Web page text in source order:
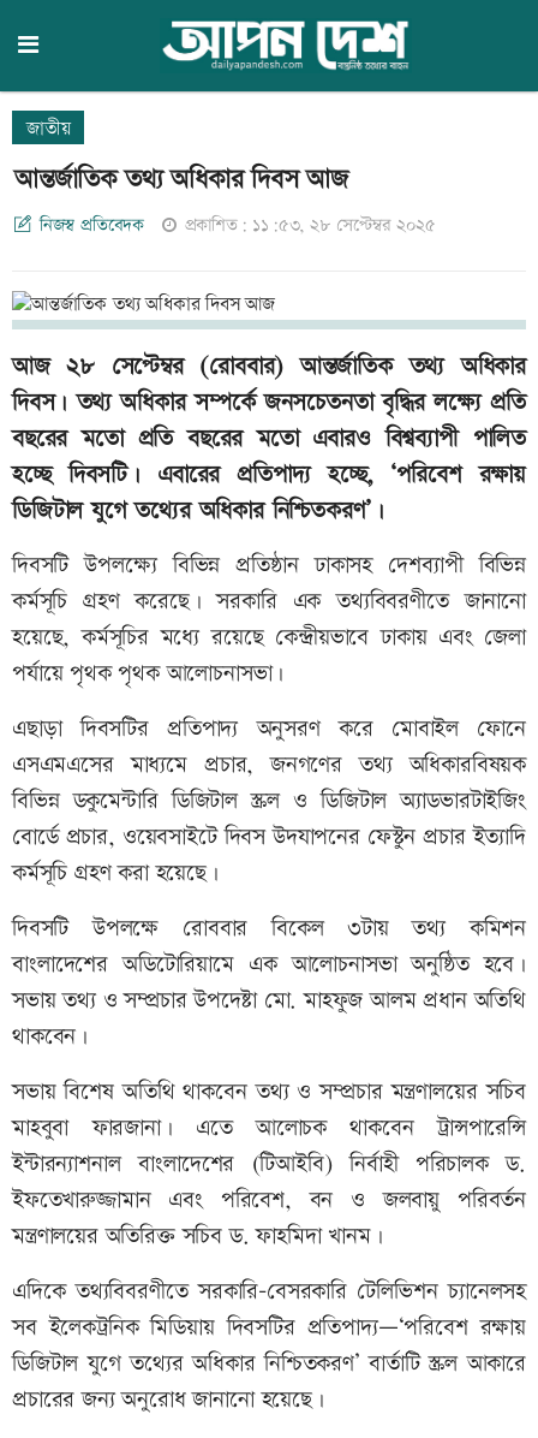
জাতীয়
আন্তর্জাতিক তথ্য অধিকার দিবস আজ
নিজস্ব প্রতিবেদক প্রকাশিত: ১১:৫৩, ২৮ সেপ্টেম্বর ২০২৫
আজ ২৮ সেপ্টেম্বর (রোববার) আন্তর্জাতিক তথ্য অধিকার
দিবস। তথ্য অধিকার সম্পর্কে জনসচেতনতা বৃদ্ধির লক্ষ্যে প্রতি
বছরের মতো প্রতি বছরের মতো এবারও বিশ্বব্যাপী পালিত
হচ্ছে দিবসটি। এবারের প্রতিপাদ্য হচ্ছে, ‘পরিবেশ রক্ষায়
ডিজিটাল যুগে তথ্যের অধিকার নিশ্চিতকরণ’।
দিবসটি উপলক্ষ্যে বিভিন্ন প্রতিষ্ঠান ঢাকাসহ দেশব্যাপী বিভিন্ন
কর্মসূচি গ্রহণ করেছে। সরকারি এক তথ্যবিবরণীতে জানানো
হয়েছে, কর্মসূচির মধ্যে রয়েছে কেন্দ্রীয়ভাবে ঢাকায় এবং জেলা
পর্যায়ে পৃথক পৃথক আলোচনাসভা।
এছাড়া দিবসটির প্রতিপাদ্য অনুসরণ করে মোবাইল ফোনে
এসএমএসের মাধ্যমে প্রচার, জনগণের তথ্য অধিকারবিষয়ক
বিভিন্ন ডকুমেন্টারি ডিজিটাল স্ক্রল ও ডিজিটাল অ্যাডভারটাইজিং
বোর্ডে প্রচার, ওয়েবসাইটে দিবস উদযাপনের ফেস্টুন প্রচার ইত্যাদি
কর্মসূচি গ্রহণ করা হয়েছে।
দিবসটি উপলক্ষে রোববার বিকেল ৩টায় তথ্য কমিশন
বাংলাদেশের অডিটোরিয়ামে এক আলোচনাসভা অনুষ্ঠিত হবে।
সভায় তথ্য ও সম্প্রচার উপদেষ্টা মো. মাহফুজ আলম প্রধান অতিথি
থাকবেন।
সভায় বিশেষ অতিথি থাকবেন তথ্য ও সম্প্রচার মন্ত্রণালয়ের সচিব
মাহবুবা ফারজানা। এতে আলোচক থাকবেন ট্রান্সপারেন্সি
ইন্টারন্যাশনাল বাংলাদেশের (টিআইবি) নির্বাহী পরিচালক ড.
ইফতেখারুজ্জামান এবং পরিবেশ, বন ও জলবায়ু পরিবর্তন
মন্ত্রণালয়ের অতিরিক্ত সচিব ড. ফাহমিদা খানম।
এদিকে তথ্যবিবরণীতে সরকারি-বেসরকারি টেলিভিশন চ্যানেলসহ
সব ইলেকট্রনিক মিডিয়ায় দিবসটির প্রতিপাদ্য—‘পরিবেশ রক্ষায়
ডিজিটাল যুগে তথ্যের অধিকার নিশ্চিতকরণ’ বার্তাটি স্ক্রল আকারে
প্রচারের জন্য অনুরোধ জানানো হয়েছে।